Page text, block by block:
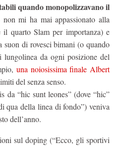
quando monopolizzavano il
mi ha mai appassionato alla
quarto Slam per importanza) e
di rovesci bimani (o quando
da ogni posizione del
una noiosissima finale Albert
del senza senso.
da “hic sunt leones” (dove “hic”
qua della linea di fondo”) veniva
dell’anno.
sul doping (“Ecco, gli sportivi